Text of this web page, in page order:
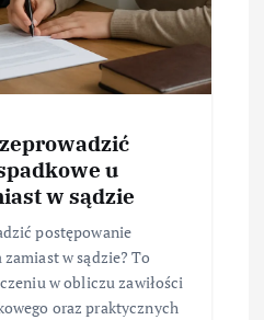
u
w sądzie
postępowanie
w sądzie? To
w obliczu zawiłości
oraz praktycznych